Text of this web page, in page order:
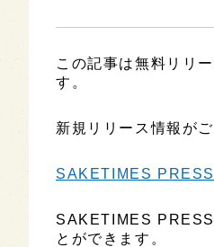
この記事は無料リリ
す。
新規リリース情報が
SAKETIMES
SAKETIMES PRESS
とができます。